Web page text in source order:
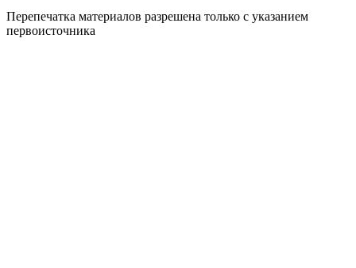
Перепечатка материалов разрешена только с указанием
первоисточника